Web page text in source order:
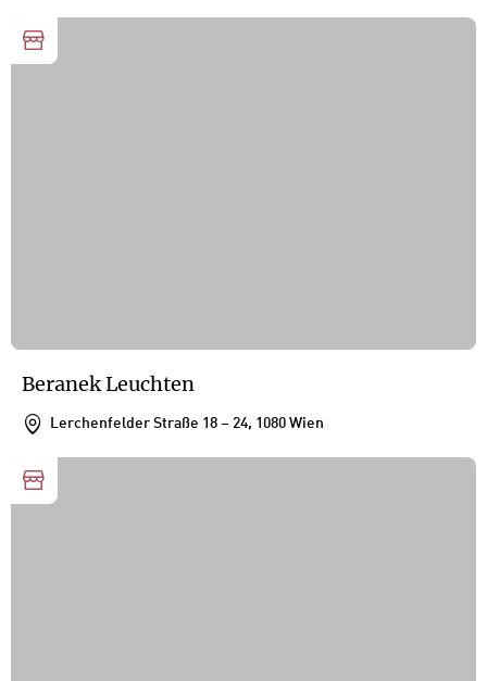
Beranek Leuchten
Lerchenfelder Straße 18 – 24, 1080 Wien